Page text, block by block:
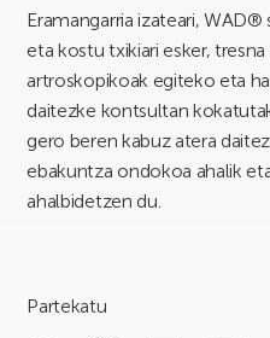
Eramangarria izateari,
eta kostu txikiari esker,
artroskopikoak egiteko eta
daitezke kontsultan
gero beren kabuz atera
ebakuntza ondokoa ahalik
ahalbidetzen du.
Partekatu